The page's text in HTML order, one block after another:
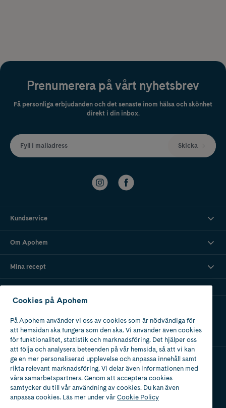
Prenumerera på vårt nyhetsbrev
Få personliga erbjudanden och det senaste inom hälsa och skönhet
direkt i din inbox.
Fyll i mailadress Skicka
Kundservice
Om Apohem
Mina recept
Apotek med tillstånd
av Läkemedelsverket
Cookies på Apohem
På Apohem använder vi oss av cookies som är nödvändiga för
att hemsidan ska fungera som den ska. Vi använder även cookies
för funktionalitet, statistik och marknadsföring. Det hjälper oss
att följa och analysera beteenden på vår hemsida, så att vi kan
ge en mer personaliserad upplevelse och anpassa innehåll samt
rikta relevant marknadsföring. Vi delar även informationen med
våra samarbetspartners. Genom att acceptera cookies
samtycker du till vår användning av cookies. Du kan även
anpassa cookies. Läs mer under vårCookie Policy